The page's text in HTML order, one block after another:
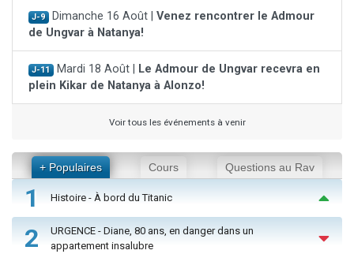
J-9 Dimanche 16 Août | Venez rencontrer le Admour
de Ungvar à Natanya!
J-11 Mardi 18 Août |
Le Admour de Ungvar recevra en
plein Kikar de Natanya à Alonzo!
Voir tous les événements à venir
+ Populaires Cours Questions au Rav
1 Histoire - À bord du Titanic
2
URGENCE - Diane, 80 ans, en danger dans un
appartement insalubre